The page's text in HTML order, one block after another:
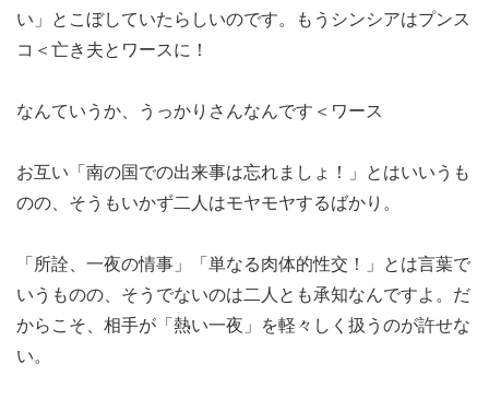
い」とこぼしていたらしいのです。もうシンシアはプンス
コ＜亡き夫とワースに！
なんていうか、うっかりさんなんです＜ワース
お互い「南の国での出来事は忘れましょ！」とはいいうも
のの、そうもいかず二人はモヤモヤするばかり。
「所詮、一夜の情事」「単なる肉体的性交！」とは言葉で
いうものの、そうでないのは二人とも承知なんですよ。だ
からこそ、相手が「熱い一夜」を軽々しく扱うのが許せな
い。